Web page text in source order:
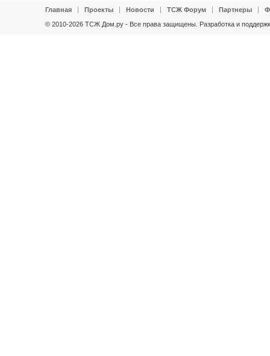
Главная Проекты Новости ТСЖ Форум Партнеры
© 2010-2026 ТСЖ Дом.ру - Все права защищены. Разработка и